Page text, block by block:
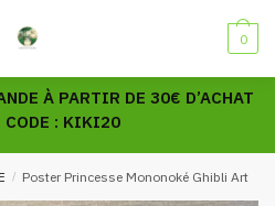
0
À PARTIR DE 30€ D’ACHAT
CODE : KIKI20
/ Poster Princesse Mononoké Ghibli Art